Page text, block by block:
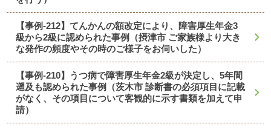
【事例-212】てんかんの額改定により、障害厚生年金3
級から2級に認められた事例（摂津市 ご家族様より大き
な発作の頻度やその時のご様子をお伺いした）
【事例-210】うつ病で障害厚生年金2級が決定し、5年間
遡及も認められた事例（茨木市 診断書の必須項目に記載
がなく、その項目について客観的に示す書類を加えて申
請）